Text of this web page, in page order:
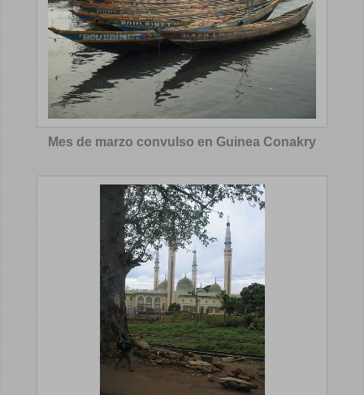
Mes de marzo convulso en Guinea Conakry